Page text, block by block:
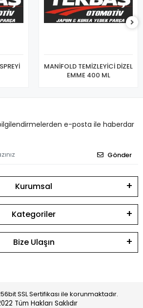
MANİFOLD TEMİZLEYİCİ DİZEL
EMME 400 ML
e-posta ile haberdar
Gönder
Kurumsal
Kategoriler
Bize Ulaşın
SSL Sertifikası ile korunmaktadır.
Tüm Hakları Saklıdır